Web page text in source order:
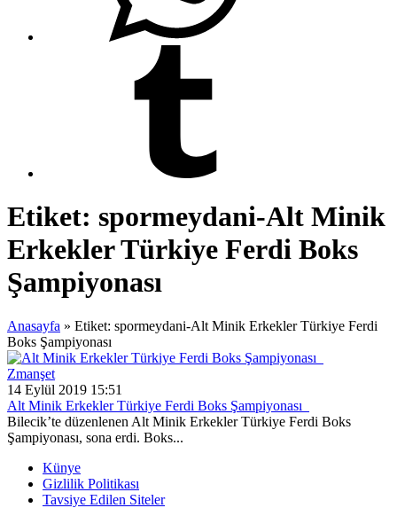
Etiket: spormeydani-Alt Minik
Erkekler Türkiye Ferdi Boks
Şampiyonası
Anasayfa » Etiket: spormeydani-Alt Minik Erkekler Türkiye Ferdi
Boks Şampiyonası
Zmanşet
14 Eylül 2019 15:51
Alt Minik Erkekler Türkiye Ferdi Boks Şampiyonası
Bilecik’te düzenlenen Alt Minik Erkekler Türkiye Ferdi Boks
Şampiyonası, sona erdi. Boks...
Künye
Gizlilik Politikası
Tavsiye Edilen Siteler